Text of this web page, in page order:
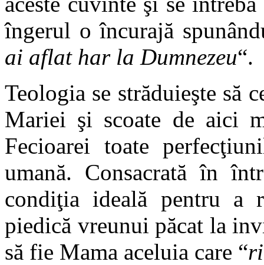
îngerul o încurajă
ai aflat har la Dumnezeu“.
Teologia se străduieşte să
Mariei şi scoate de aici
Fecioarei toate
umană. Consacrată în
condiţia ideală pentru a
piedică vreunui păcat la
să fie Mama aceluia care “